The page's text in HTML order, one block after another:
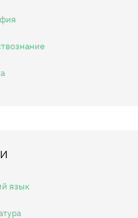
язык